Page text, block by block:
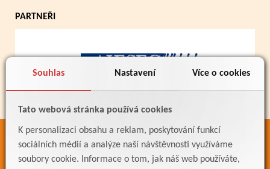
Souhlas Nastavení Více o cookies
Tato webová stránka používá cookies
K personalizaci obsahu a reklam, poskytování funkcí
sociálních médií a analýze naší návštěvnosti využíváme
soubory cookie. Informace o tom, jak náš web používáte,
PARTNEŘI
ODKAZY
Bakaláři